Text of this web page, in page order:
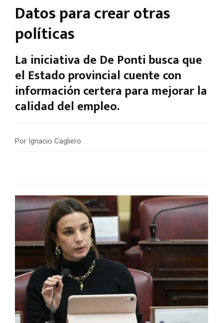
Datos para crear otras
políticas
La iniciativa de De Ponti busca que
el Estado provincial cuente con
información certera para mejorar la
calidad del empleo.
Por Ignacio Cagliero